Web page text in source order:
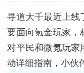
寻道大千最近上线
要面向氪金玩家，
对平民和微氪玩家
动详细指南，小伙